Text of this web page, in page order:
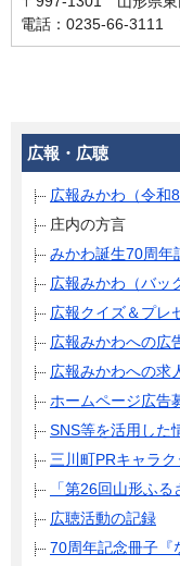
電話：0235-66-3111
広報・広聴
広報みかわ（令和8
庄内の方言
みかわ誕生70周
広報みかわ（バッ
広報クイズ＆プレ
広報みかわへの広
広報みかわへの求
ホームページ広告
SNS等を活用した
三川町PRキャラ
「第26回山形ふ
広聴活動の記録
70周年記念冊子『